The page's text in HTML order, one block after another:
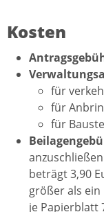
Kosten
für
für
für
beträgt 3,90
größer als
je Papierblatt